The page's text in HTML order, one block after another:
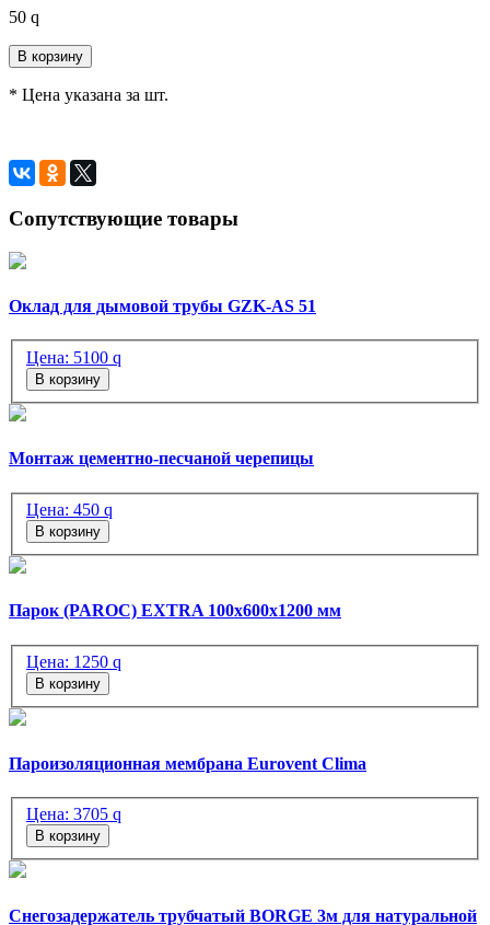
50 q
В корзину
* Цена указана за шт.
Сопутствующие товары
Оклад для дымовой трубы GZK-AS 51
Цена: 5100 q
В корзину
Монтаж цементно-песчаной черепицы
Цена: 450 q
В корзину
Парок (PAROC) EXTRA 100х600х1200 мм
Цена: 1250 q
В корзину
Пароизоляционная мембрана Eurovent Clima
Цена: 3705 q
В корзину
Снегозадержатель трубчатый BORGE 3м для натуральной